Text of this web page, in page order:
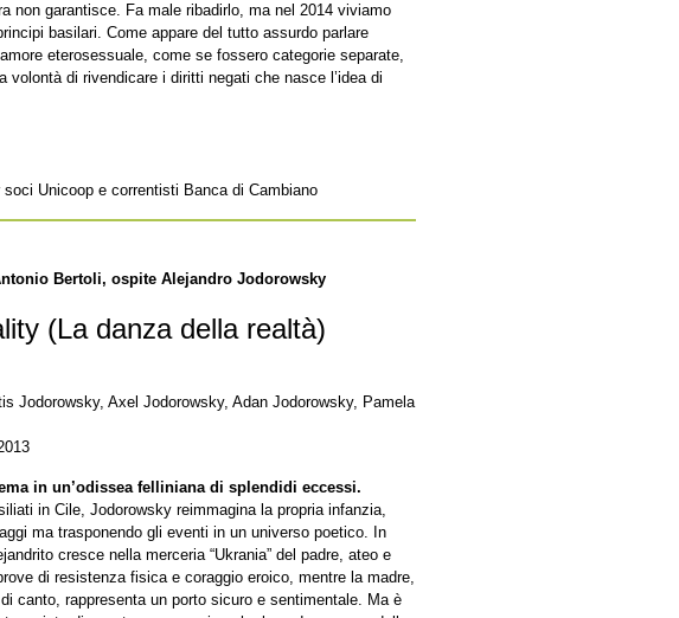
non garantisce. Fa male ribadirlo, ma nel 2014 viviamo
basilari. Come appare del tutto assurdo parlare
eterosessuale, come se fossero categorie separate,
volontà di rivendicare i diritti negati che nasce l’idea di
soci Unicoop e correntisti Banca di Cambiano
Bertoli, ospite Alejandro Jodorowsky
(La danza della realtà)
Jodorowsky, Axel Jodorowsky, Adan Jodorowsky, Pamela
in un’odissea felliniana di splendidi eccessi.
in Cile, Jodorowsky reimmagina la propria infanzia,
ma trasponendo gli eventi in un universo poetico. In
cresce nella merceria “Ukrania” del padre, ateo e
di resistenza fisica e coraggio eroico, mentre la madre,
canto, rappresenta un porto sicuro e sentimentale. Ma è